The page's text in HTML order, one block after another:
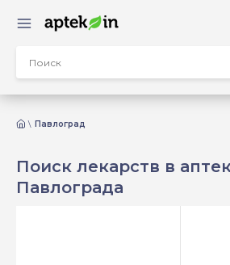
Павлоград
Поиск лекарств в
Павлограда